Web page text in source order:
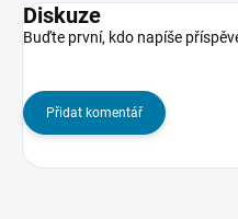
Diskuze
Buďte první, kdo napíše
Přidat komentář